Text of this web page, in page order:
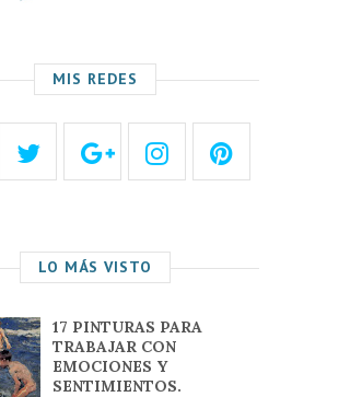
MIS REDES
LO MÁS VISTO
17 PINTURAS PARA
TRABAJAR CON
EMOCIONES Y
SENTIMIENTOS.